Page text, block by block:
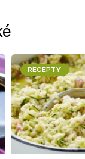
RECEPTY